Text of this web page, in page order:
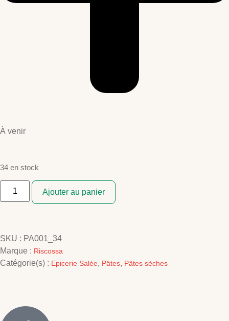
À venir
34 en stock
Ajouter au panier
SKU : PA001_34
Marque : Riscossa
Catégorie(s) : Epicerie Salée, Pâtes, Pâtes sèches